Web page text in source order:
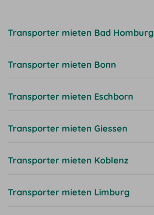
Transporter mieten Bad Homburg
Transporter mieten Bonn
Transporter mieten Eschborn
Transporter mieten Giessen
Transporter mieten Koblenz
Transporter mieten Limburg